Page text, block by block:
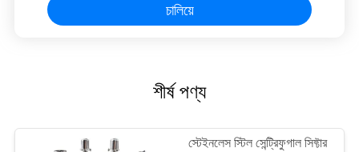
চালিয়ে
শীর্ষ পণ্য
স্টেইনলেস স্টিল সেন্ট্রিফুগাল সিফ্টার